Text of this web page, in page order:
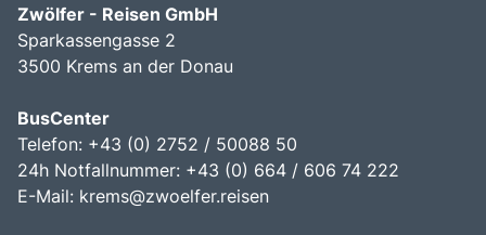
Zwölfer - Reisen GmbH
Sparkassengasse 2
3500 Krems an der Donau
BusCenter
Telefon: +43 (0) 2752 / 50088 50
24h Notfallnummer: +43 (0) 664 / 606 74 222
E-Mail: krems@zwoelfer.reisen